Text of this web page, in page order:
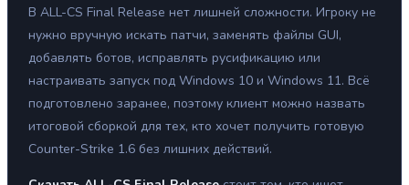
В ALL-CS Final Release нет лишней сложности. Игроку не
нужно вручную искать патчи, заменять файлы GUI,
добавлять ботов, исправлять русификацию или
настраивать запуск под Windows 10 и Windows 11. Всё
подготовлено заранее, поэтому клиент можно назвать
итоговой сборкой для тех, кто хочет получить готовую
Counter-Strike 1.6 без лишних действий.